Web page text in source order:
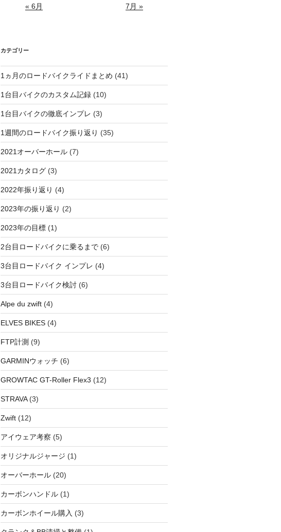
« 6月 7月 »
カテゴリー
1ヵ月のロードバイクライドまとめ (41)
1台目バイクのカスタム記録(10)
1台目バイクの徹底インプレ (3)
1週間のロードバイク振り返り (35)
2021オーバーホール(7)
2021カタログ(3)
2022年振り返り (4)
2023年の振り返り (2)
2023年の目標(1)
2台目ロードバイクに乗るまで(6)
3台目ロードバイク インプレ (4)
3台目ロードバイク検討(6)
Alpe du zwift(4)
ELVES BIKES(4)
FTP計測 (9)
GARMINウォッチ (6)
GROWTAC GT-Roller Flex3 (12)
STRAVA(3)
Zwift(12)
アイウェア考察 (5)
オリジナルジャージ (1)
オーバーホール(20)
カーボンハンドル(1)
カーボンホイール購入 (3)